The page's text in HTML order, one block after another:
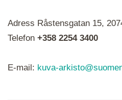
ikoner är det en serie i
syns som nålar istället.
Adress Råstensgatan 15,
Telefon +358 2254 3400
E-mail: kuva-